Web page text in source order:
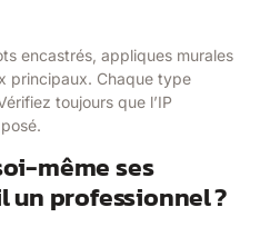
encastrés, appliques murales
principaux. Chaque type
toujours que l’IP
même ses
un professionnel ?